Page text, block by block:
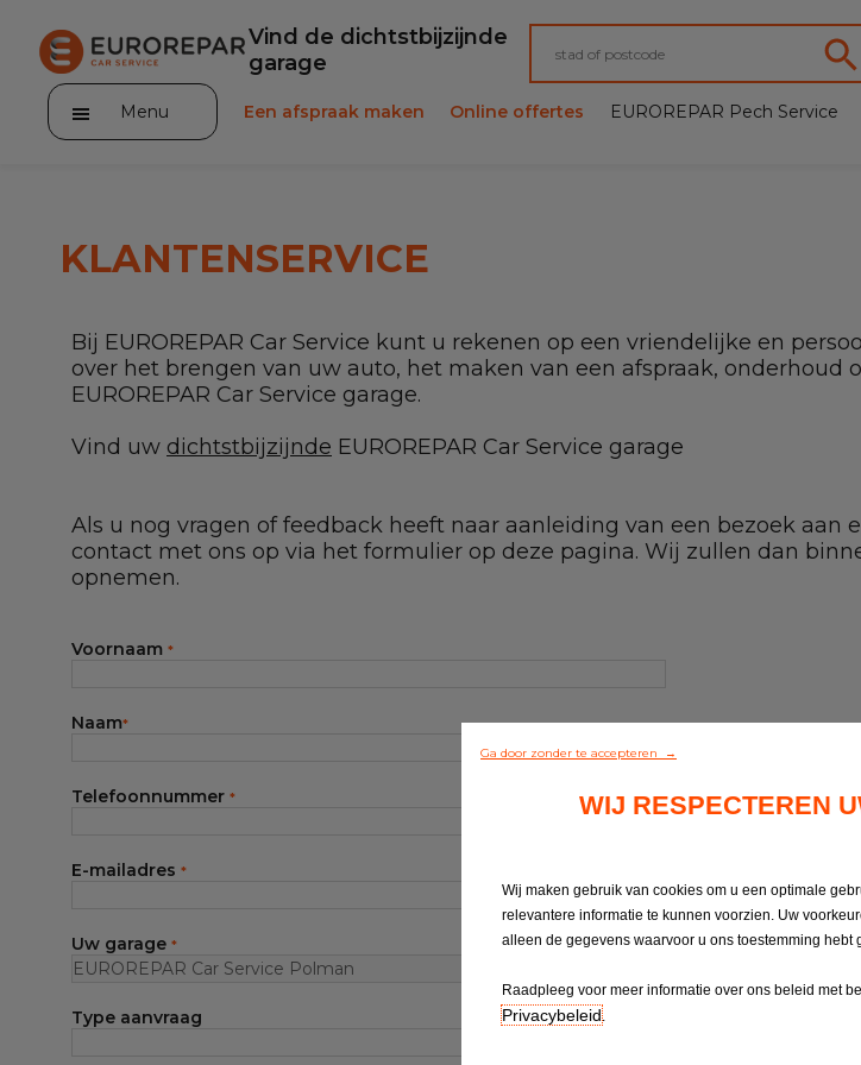
Vind de dichtstbijzijnde
garage
Menu
Onze occasions
Ons assortiment
Contact
Een afspraak maken Online offertes EUROREPAR Pech Service
KLANTENSERVICE
Bij EUROREPAR Car Service kunt u rekenen op een vriendelijke en
over het brengen van uw auto, het maken van een afspraak, onderhoud
EUROREPAR Car Service garage.
Vind uw dichtstbijzijnde EUROREPAR Car Service garage
Als u nog vragen of feedback heeft naar aanleiding van een bezoek aan
contact met ons op via het formulier op deze pagina. Wij zullen dan
opnemen.
Voornaam *
Naam*
Telefoonnummer *
E-mailadres *
Uw garage *
Type aanvraag
Ga door zonder te accepteren →
WIJ RESPECTEREN
Wij maken gebruik van cookies om u een optimale
relevantere informatie te kunnen voorzien. Uw
alleen de gegevens waarvoor u ons toestemming hebt
Raadpleeg voor meer informatie over ons beleid met
Privacybeleid.